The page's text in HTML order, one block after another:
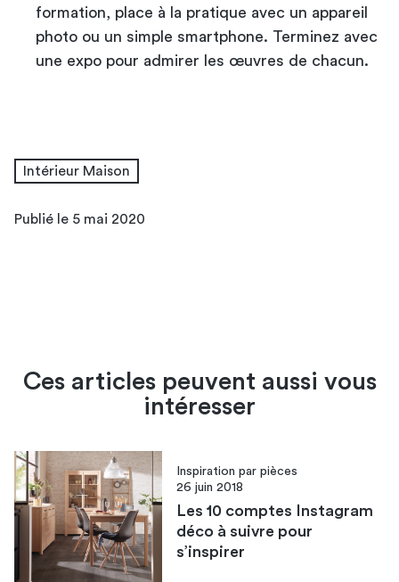
formation, place à la pratique avec un appareil
photo ou un simple smartphone. Terminez avec
une expo pour admirer les œuvres de chacun.
Intérieur Maison
Publié le 5 mai 2020
Ces articles peuvent aussi vous
intéresser
Inspiration par pièces
26 juin 2018
Les 10 comptes Instagram
déco à suivre pour
s’inspirer